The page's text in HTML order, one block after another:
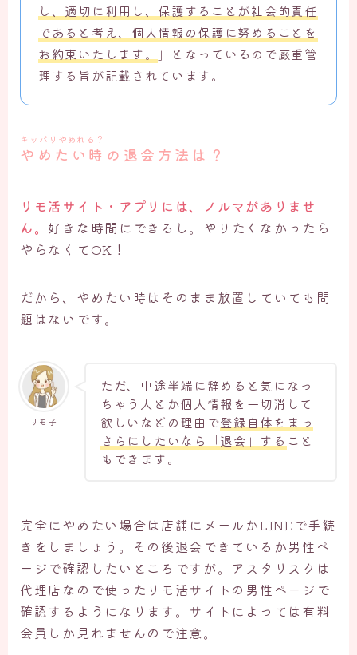
し、適切に利用し、保護することが社会的責任
であると考え、個人情報の保護に努めることを
お約束いたします。
」となっているので厳重管
理する旨が記載されています。
キッパリやめれる？
やめたい時の退会方法は？
リモ活サイト・アプリには、ノルマがありませ
ん。 好きな時間にできるし。やりたくなかったら
やらなくてOK！
だから、やめたい時はそのまま放置していても問
題はないです。
リモ子
ただ、中途半端に辞めると気になっ
ちゃう人とか個人情報を一切消して
欲しいなどの理由で登録自体をまっ
さらにしたいなら「退会」する こと
もできます。
完全にやめたい場合は店舗にメールかLINEで手続
きをしましょう。その後退会できているか男性ペ
ージで確認したいところですが。アスタリスクは
代理店なので使ったリモ活サイトの男性ページで
確認するようになります。サイトによっては有料
会員しか見れませんので注意。